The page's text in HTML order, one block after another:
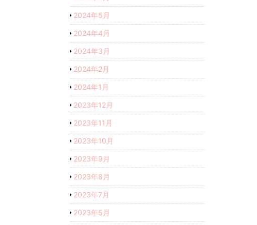
2024年5月
2024年4月
2024年3月
2024年2月
2024年1月
2023年12月
2023年11月
2023年10月
2023年9月
2023年8月
2023年7月
2023年5月